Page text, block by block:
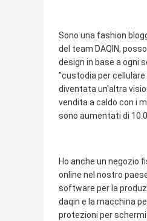
Sono una fashion
del team DAQIN,
design in base a ogni
"custodia per
diventata un'altra
vendita a caldo con i
sono aumentati di
Ho anche un negozio
online nel nostro
software per la
daqin e la macchina
protezioni per schermi